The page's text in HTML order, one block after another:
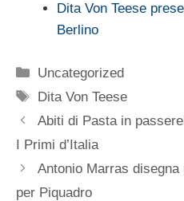
Dita Von Teese
Berlino
Categorie
Uncategorized
Tag
Dita Von Teese
Abiti di Pasta in
I Primi d’Italia
Antonio Marras
per Piquadro